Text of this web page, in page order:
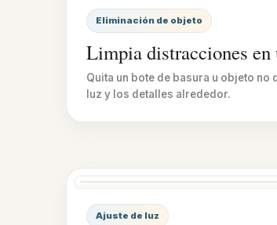
Eliminación de objeto
Limpia distracciones en
Quita un bote de basura u objeto
luz y los detalles alrededor.
Ajuste de luz